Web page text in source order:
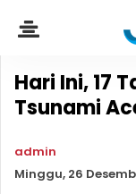
Hari Ini, 17
Tsunami
admin
Minggu, 26